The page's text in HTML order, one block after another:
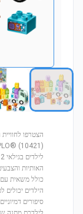
הצטרפו
הילדים יכולים
סיפורים